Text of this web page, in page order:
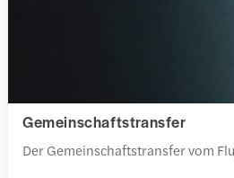
Gemeinschaftstransfer
Der Gemeinschaftstransfer vom